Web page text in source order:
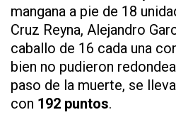
mangana a pie de 18
Cruz Reyna, Alejandro
caballo de 16 cada una
bien no pudieron
paso de la muerte, se
con 192 puntos.